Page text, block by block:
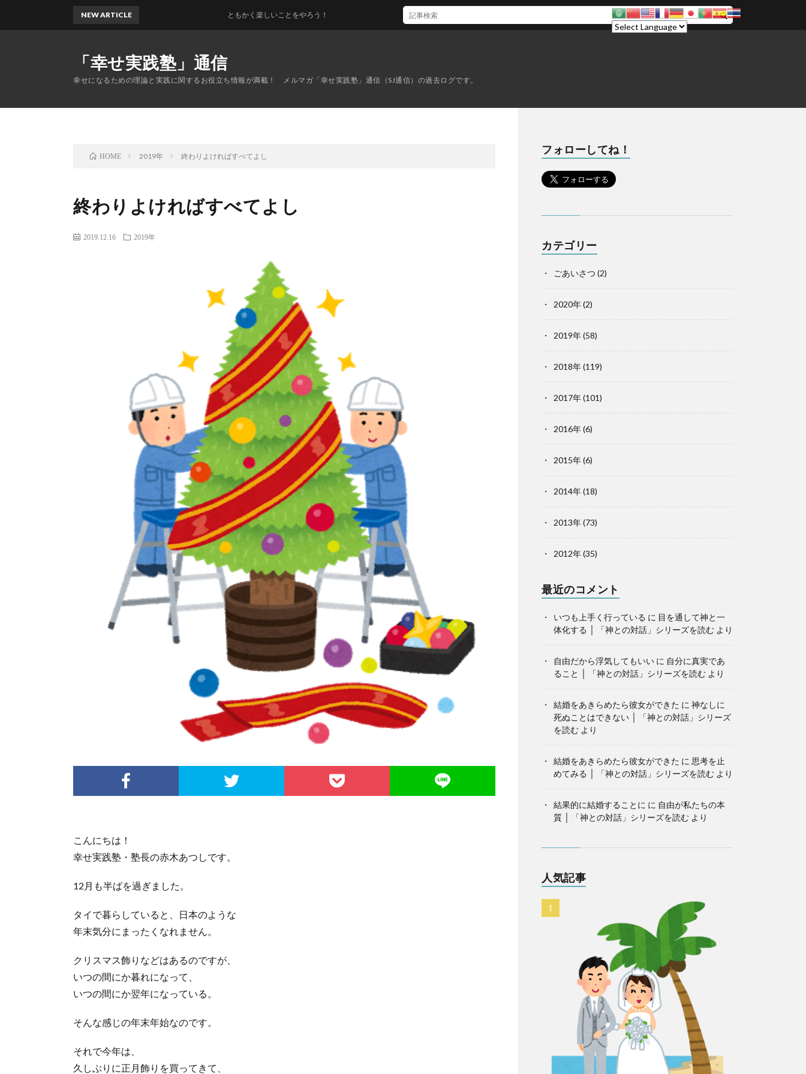
「幸せ実践塾」通信
幸せになるための理論と実践に関するお役立ち情報が満載！ メルマガ「幸せ実践塾」通信（SJ通信）の過去ログです。
NEW ARTICLE ともかく楽しいことをやろう！
HOME 2019年 終わりよければすべてよし
終わりよければすべてよし
2019.12.16 2019年
こんにちは！
幸せ実践塾・塾長の赤木あつしです。
12月も半ばを過ぎました。
タイで暮らしていると、日本のような
年末気分にまったくなれません。
クリスマス飾りなどはあるのですが、
いつの間にか暮れになって、
いつの間にか翌年になっている。
そんな感じの年末年始なのです。
それで今年は、
久しぶりに正月飾りを買ってきて、
フォローしてね！
カテゴリー
ごあいさつ (2)
2020年(2)
2019年(58)
2018年(119)
2017年(101)
2016年(6)
2015年(6)
2014年(18)
2013年(73)
2012年(35)
最近のコメント
いつも上手く行っている に 目を通して神と一
体化する │ 「神との対話」シリーズを読む より
自由だから浮気してもいい に 自分に真実であ
ること │ 「神との対話」シリーズを読む より
結婚をあきらめたら彼女ができた に 神なしに
死ぬことはできない │ 「神との対話」シリーズ
を読む より
結婚をあきらめたら彼女ができた に 思考を止
めてみる │ 「神との対話」シリーズを読む より
結果的に結婚することに に 自由が私たちの本
質 │ 「神との対話」シリーズを読む より
人気記事